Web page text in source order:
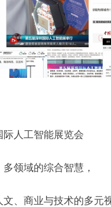
际人工智能展览会
领域的综合智慧，
、商业与技术的多元